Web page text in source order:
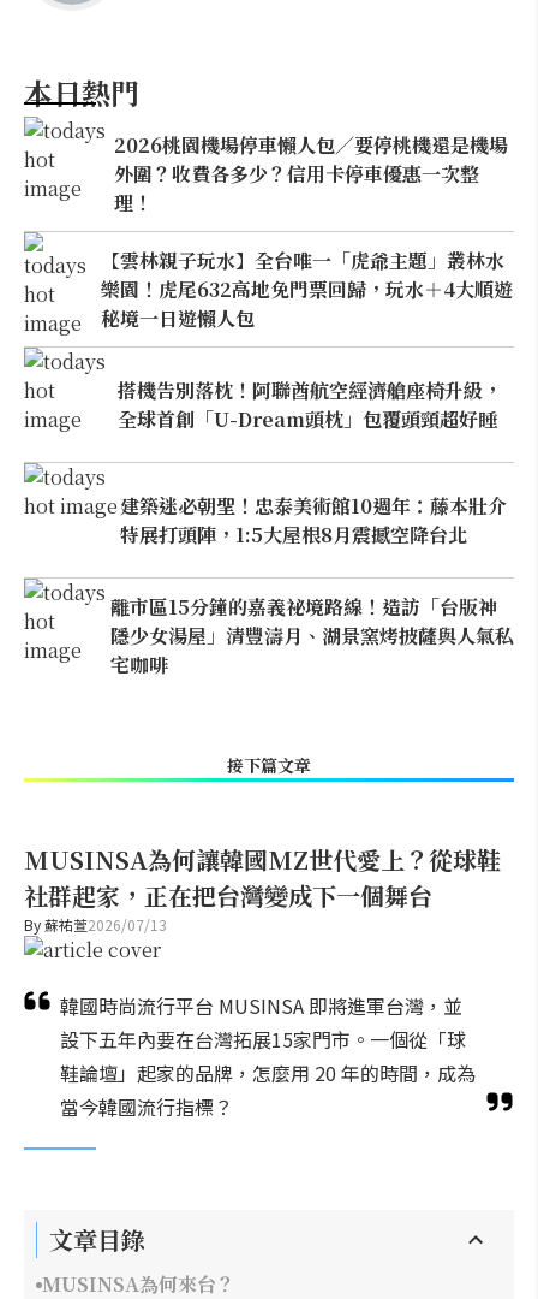
本日熱門
2026桃園機場停車懶人包／要停桃機還是機場
外圍？收費各多少？信用卡停車優惠一次整
理！
【雲林親子玩水】全台唯一「虎爺主題」叢林水
樂園！虎尾632高地免門票回歸，玩水＋4大順遊
秘境一日遊懶人包
搭機告別落枕！阿聯酋航空經濟艙座椅升級，
全球首創「U-Dream頭枕」包覆頭頸超好睡
建築迷必朝聖！忠泰美術館10週年：藤本壯介
特展打頭陣，1:5大屋根8月震撼空降台北
離市區15分鐘的嘉義祕境路線！造訪「台版神
隱少女湯屋」清豐濤月、湖景窯烤披薩與人氣私
宅咖啡
接下篇文章
MUSINSA為何讓韓國MZ世代愛上？從球鞋
社群起家，正在把台灣變成下一個舞台
By蘇祐萱2026/07/13
韓國時尚流行平台 MUSINSA 即將進軍台灣，並
設下五年內要在台灣拓展15家門市。一個從「球
鞋論壇」起家的品牌，怎麼用 20 年的時間，成為
當今韓國流行指標？
文章目錄
MUSINSA為何來台？